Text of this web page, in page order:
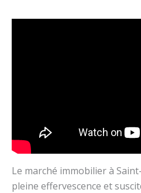
Le marché immobilier à
pleine effervescence et